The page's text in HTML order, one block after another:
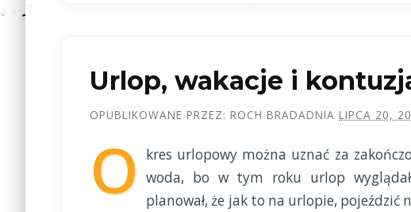
Urlop, wakacje i
OPUBLIKOWANE PRZEZ: ROCH BRADADNIA LIPCA 20,
O kres urlopowy można uznać za
woda, bo w tym roku urlop
planował, że jak to na urlopie, pojeździć